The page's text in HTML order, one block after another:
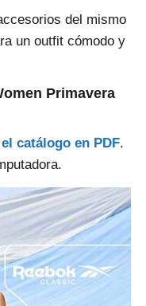
del mismo
un outfit cómodo y
Primavera
catálogo en PDF.